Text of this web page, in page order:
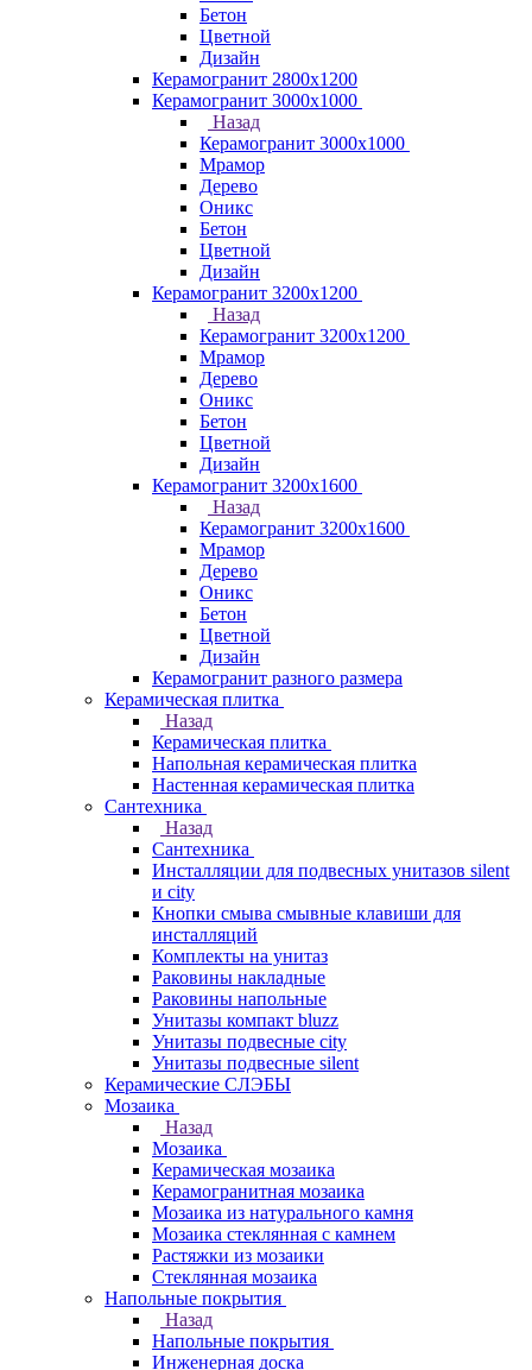
Бетон
Цветной
Дизайн
Керамогранит 2800x1200
Керамогранит 3000х1000
Назад
Керамогранит 3000х1000
Мрамор
Дерево
Оникс
Бетон
Цветной
Дизайн
Керамогранит 3200х1200
Назад
Керамогранит 3200х1200
Мрамор
Дерево
Оникс
Бетон
Цветной
Дизайн
Керамогранит 3200х1600
Назад
Керамогранит 3200х1600
Мрамор
Дерево
Оникс
Бетон
Цветной
Дизайн
Керамогранит разного размера
Керамическая плитка
Назад
Керамическая плитка
Напольная керамическая плитка
Настенная керамическая плитка
Сантехника
Назад
Сантехника
Инсталляции для подвесных унитазов silent
и city
Кнопки смыва смывные клавиши для
инсталляций
Комплекты на унитаз
Раковины накладные
Раковины напольные
Унитазы компакт bluzz
Унитазы подвесные city
Унитазы подвесные silent
Керамические СЛЭБЫ
Мозаика
Назад
Мозаика
Керамическая мозаика
Керамогранитная мозаика
Мозаика из натурального камня
Мозаика стеклянная с камнем
Растяжки из мозаики
Стеклянная мозаика
Напольные покрытия
Назад
Напольные покрытия
Инженерная доска